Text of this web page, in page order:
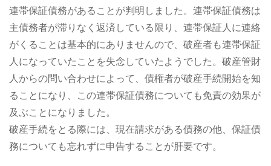
連帯保証債務があることが判明しました。連帯保証債務は
主債務者が滞りなく返済している限り、連帯保証人に連絡
がくることは基本的にありませんので、破産者も連帯保証
人になっていたことを失念していたようでした。破産管財
人からの問い合わせによって、債権者が破産手続開始を知
ることになり、この連帯保証債務についても免責の効果が
及ぶことになりました。
破産手続をとる際には、現在請求がある債務の他、保証債
務についても忘れずに申告することが肝要です。